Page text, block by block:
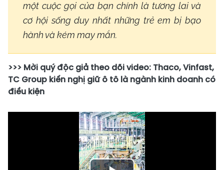
một cuộc gọi của bạn chính là tương lai và
cơ hội sống duy nhất những trẻ em bị bạo
hành và kém may mắn.
>>> Mời quý độc giả theo dõi video: Thaco, Vinfast,
TC Group kiến nghị giữ ô tô là ngành kinh doanh có
điều kiện